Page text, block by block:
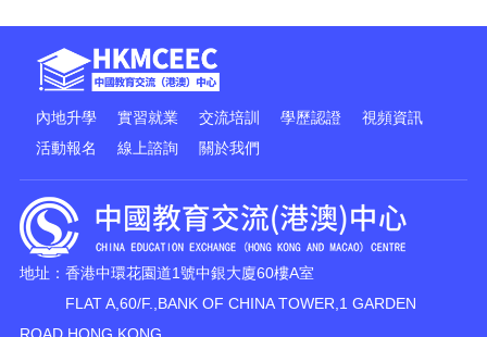
內地升學 實習就業 交流培訓 學歷認證
視頻資訊
活動報名
線上諮詢 關於我們
地址：香港中環花園道1號中銀大廈60樓A室
FLAT A,60/F.,BANK OF CHINA TOWER,1 GARDEN
ROAD,HONG KONG